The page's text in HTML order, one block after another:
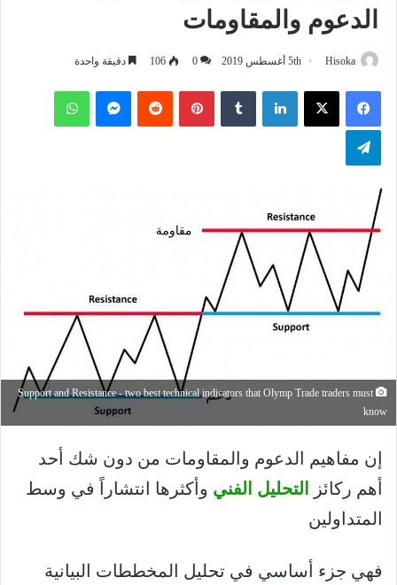
الدعوم والمقاومات
Hisoka 5th أغسطس 2019 0
106 دقيقة واحدة
فيسبوك ‫X لينكدإن بينتيريست ماسنجر واتساب
تيلقرام
Support and Resistance - two best technical indicators that Olymp Trade traders must
know
إن مفاهيم الدعوم والمقاومات من دون شك أحد
أهم ركائز
التحليل الفني وأكثرها انتشاراً في وسط
المتداولين
فهي جزء أساسي في تحليل المخططات البيانية